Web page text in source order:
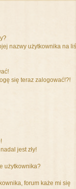
nazwy użytkownika na
się teraz zalogować!?!
jest zły!
użytkownika?
forum każe mi się